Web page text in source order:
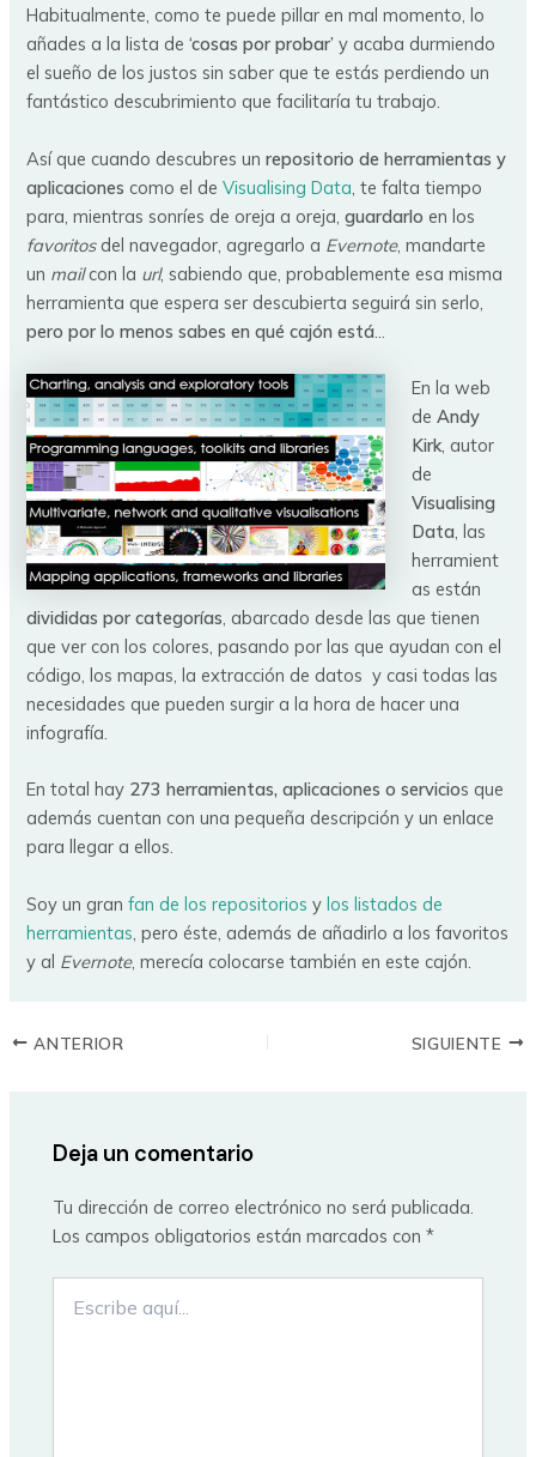
Habitualmente, como te puede pillar en mal momento, lo
añades a la lista de ‘cosas por probar’ y acaba durmiendo
el sueño de los justos sin saber que te estás perdiendo un
fantástico descubrimiento que facilitaría tu trabajo.
Así que cuando descubres un repositorio de herramientas y
aplicaciones como el deVisualising Data , te falta tiempo
para, mientras sonríes de oreja a oreja,guardarlo en los
favoritosdel navegador, agregarlo a Evernote, mandarte
un mailcon la url, sabiendo que, probablemente esa misma
herramienta que espera ser descubierta seguirá sin serlo,
pero por lo menos sabes en qué cajón está
En la web
deAndy
Kirk, autor
de
Visualising
Data, las
herramient
as están
divididas por categorías, abarcado desde las que tienen
que ver con los colores, pasando por las que ayudan con el
código, los mapas, la extracción de datos y casi todas las
necesidades que pueden surgir a la hora de hacer una
infografía.
En total hay 273 herramientas, aplicaciones o servicios que
además cuentan con una pequeña descripción y un enlace
para llegar a ellos.
Soy un granfan de los repositorios ylos listados de
herramientas , pero éste, además de añadirlo a los favoritos
y al Evernote, merecía colocarse también en este cajón.
ANTERIOR SIGUIENTE
Deja un comentario
Tu dirección de correo electrónico no será publicada.
Los campos obligatorios están marcados con*
aquí...